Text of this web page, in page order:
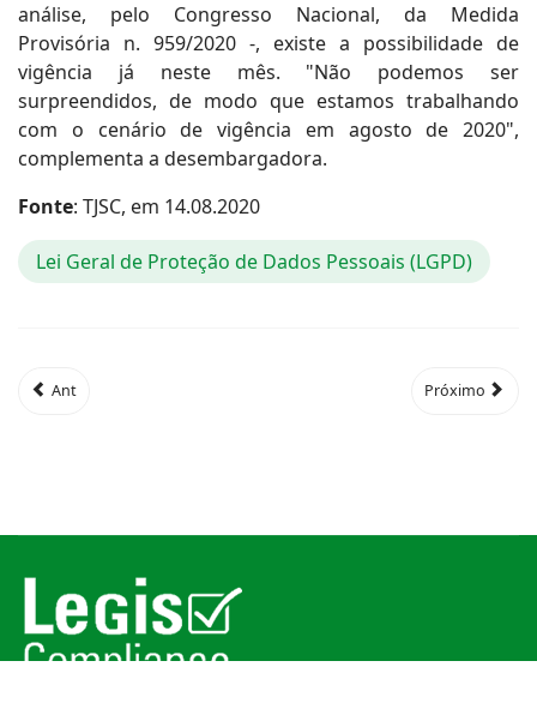
análise, pelo Congresso Nacional, da Medida
Provisória n. 959/2020 -, existe a possibilidade de
vigência já neste mês. "Não podemos ser
surpreendidos, de modo que estamos trabalhando
com o cenário de vigência em agosto de 2020",
complementa a desembargadora.
Fonte: TJSC, em 14.08.2020
Lei Geral de Proteção de Dados Pessoais (LGPD)
Ant Próximo